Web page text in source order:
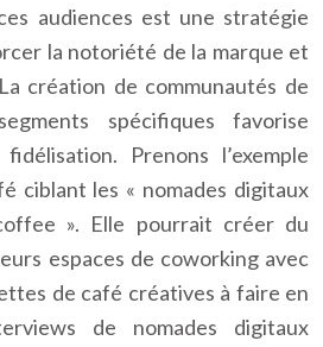
audiences est une stratégie
la notoriété de la marque et
création de communautés de
spécifiques favorise
Prenons l’exemple
ciblant les « nomades digitaux
». Elle pourrait créer du
espaces de coworking avec
de café créatives à faire en
de nomades digitaux